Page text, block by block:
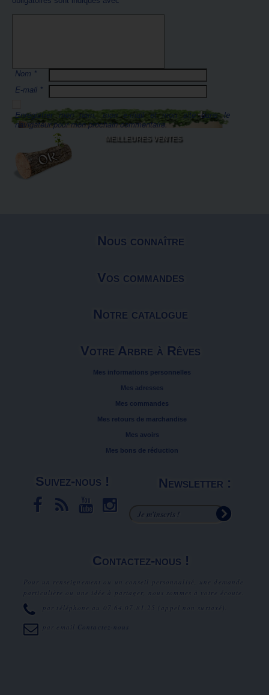
Nom *
E-mail *
Enregistrer mon nom, mon e-mail et mon site dans le
navigateur pour mon prochain commentaire.
MEILLEURES VENTES
Nous connaître
Vos commandes
Notre catalogue
Votre Arbre à Rêves
Mes informations personnelles
Mes adresses
Mes commandes
Mes retours de marchandise
Mes avoirs
Mes bons de réduction
Suivez-nous ! Newsletter :
Contactez-nous !
Pour un renseignement ou un conseil personnalisé, une demande
particulière ou une idée à partager, nous sommes à votre écoute.
par téléphone au
07.64.07.81.25 (appel non surtaxé).
par email Contactez-nous